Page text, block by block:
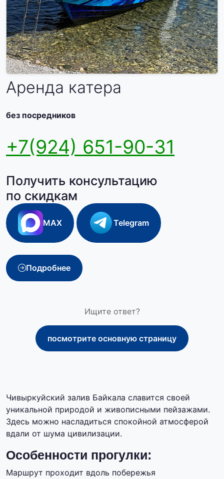
Аренда катера
без посредников
+7(924) 651-90-31
Получить консультацию
по скидкам
MAX Telegram
Подробнее
Ищите ответ?
посмотрите основную страницу
Чивыркуйский залив Байкала славится своей
уникальной природой и живописными пейзажами.
Здесь можно насладиться спокойной атмосферой
вдали от шума цивилизации.
Особенности прогулки:
Маршрут проходит вдоль побережья